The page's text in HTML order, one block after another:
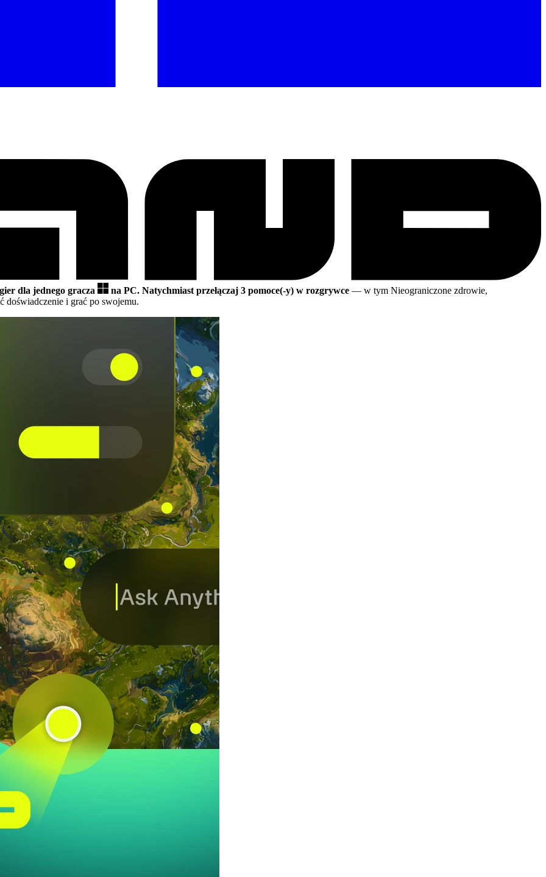
dla jednego gracza na PC. Natychmiast przełączaj 3 pomoce(-y) w rozgrywce — w tym Nieograniczone zdrowie,
doświadczenie i grać po swojemu.